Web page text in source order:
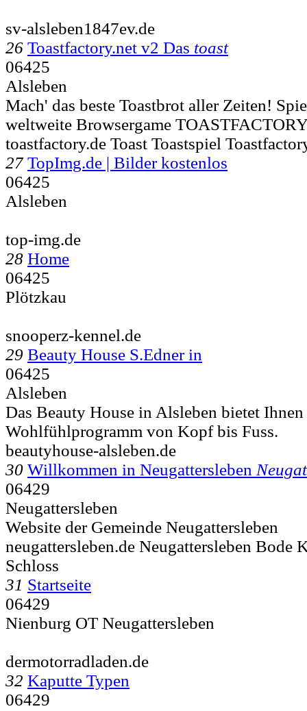
sv-alsleben1847ev.de
26 Toastfactory.net v2 Das toast
06425
Alsleben
Mach' das beste Toastbrot aller Zeiten!
weltweite Browsergame
toastfactory.de Toast Toastspiel
27 TopImg.de | Bilder kostenlos
06425
Alsleben
top-img.de
28 Home
06425
Plötzkau
snooperz-kennel.de
29 Beauty House S.Edner in
06425
Alsleben
Das Beauty House in Alsleben bietet Ihnen
Wohlfühlprogramm von Kopf bis Fuss.
beautyhouse-alsleben.de
30 Willkommen in Neugattersleben
06429
Neugattersleben
Website der Gemeinde Neugattersleben
neugattersleben.de Neugattersleben Bode
Schloss
31 Startseite
06429
Nienburg OT Neugattersleben
dermotorradladen.de
32 Kaputte Typen
06429